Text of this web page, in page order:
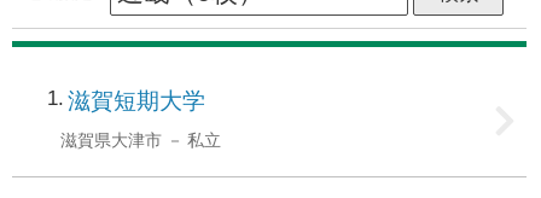
1 滋賀短期大学
滋賀県大津市 私立